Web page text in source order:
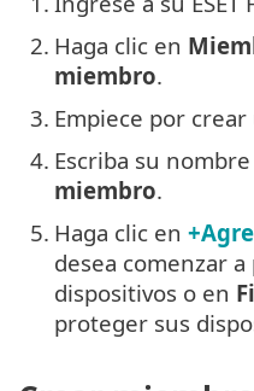
2. Haga clic en
miembro.
3. Empiece por
4. Escriba su
miembro.
5. Haga clic en
desea comenzar
dispositivos o en
proteger sus